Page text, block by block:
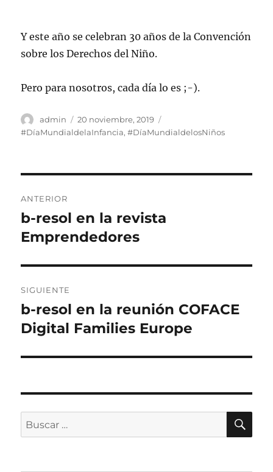
Y este año se celebran 30 años de la Convención
sobre los Derechos del Niño.
Pero para nosotros, cada día lo es ;-).
Autor
admin
Publicado
el
20 noviembre, 2019
#DíaMundialdelaInfancia,#DíaMundialdelosNiños
de
entradas
ANTERIOR
Entrada
anterior:
b-resol en la revista
Emprendedores
SIGUIENTE
Entrada
siguiente:
b-resol en la reunión COFACE
Digital Families Europe
Buscar
por: